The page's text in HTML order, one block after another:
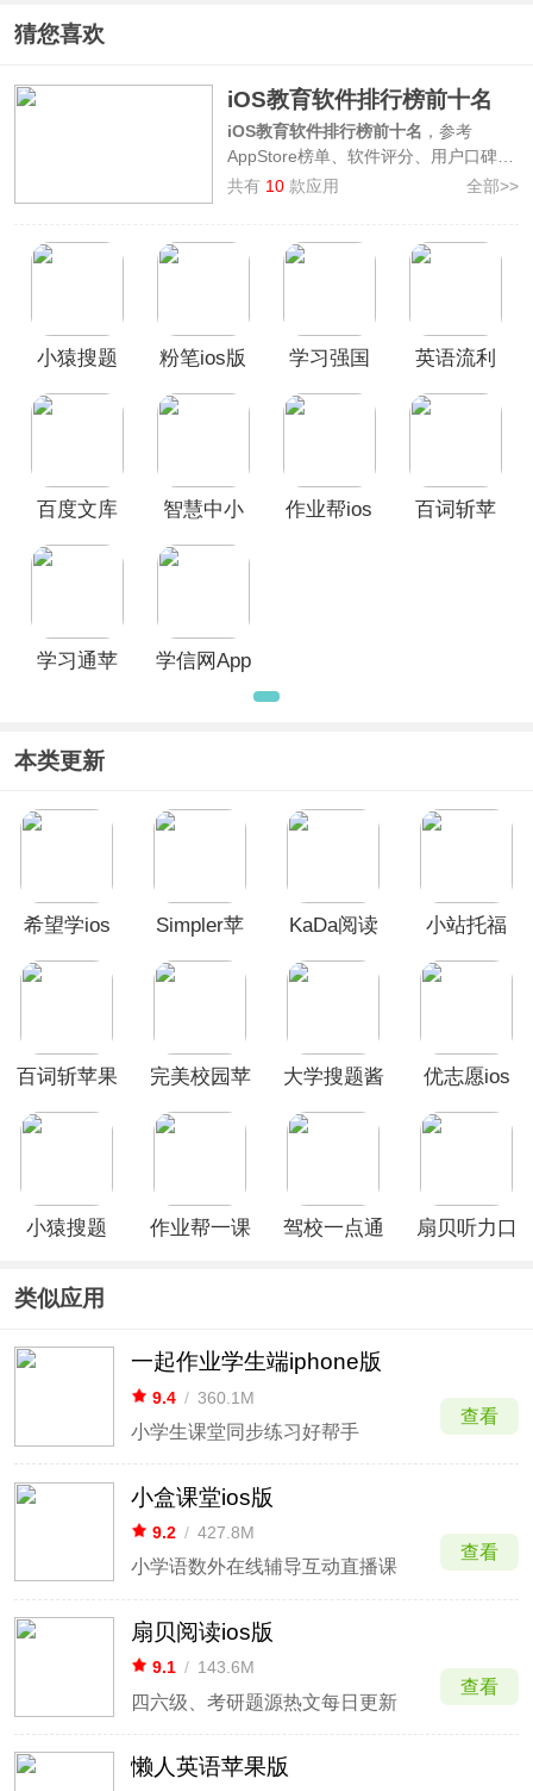
猜您喜欢
iOS教育软件排行榜前十名
iOS教育软件排行榜前十名 ，参考
AppStore榜单、软件评分、用户口碑等
因素综合整理制作而来，上榜的软件有
笔、学习强国、流利说
，快来看看你常
推荐十款好用的iOS教育类APP，如果
对于该榜单您有更好的建议，欢迎在评
共有 10 款应用 全部>>
小猿搜题
粉笔ios版
学习强国
英语流利
百度文库
智慧中小
作业帮ios
百词斩苹
学习通苹
学信网App
本类更新
希望学ios
Simpler苹
KaDa阅读
小站托福
百词斩苹果
完美校园苹
大学搜题酱
优志愿ios
小猿搜题
作业帮一课
驾校一点通
扇贝听力口
类似应用
一起作业学生端iphone版
9.4 / 360.1M
小学生课堂同步练习好帮手
查看
小盒课堂ios版
9.2 / 427.8M
小学语数外在线辅导互动直播课
查看
扇贝阅读ios版
9.1 / 143.6M
四六级、考研题源热文每日更新
查看
懒人英语苹果版